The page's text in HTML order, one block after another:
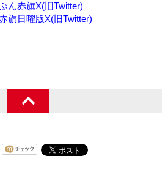
ん赤旗X(旧Twitter)
旗日曜版X(旧Twitter)